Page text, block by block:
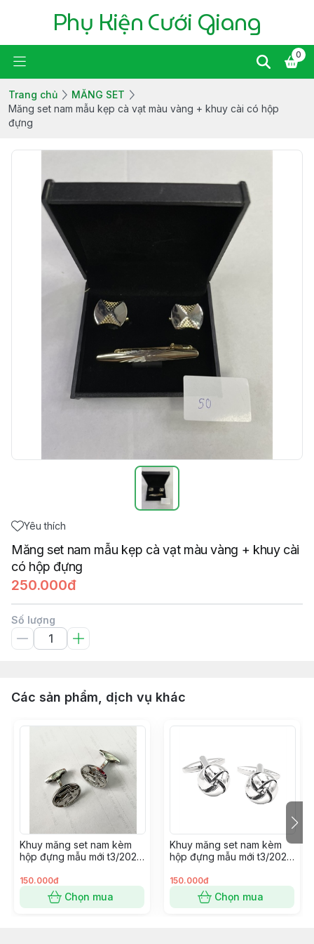
Phụ Kiện Cưới Giang
0
Trang chủ
MĂNG SET
Măng set nam mẫu kẹp cà vạt màu vàng + khuy cài có hộp
đựng
Yêu thích
Măng set nam mẫu kẹp cà vạt màu vàng + khuy cài
có hộp đựng
250.000đ
Số lượng
Các sản phẩm, dịch vụ khác
Khuy măng set nam kèm
hộp đựng mẫu mới t3/2024
150.000đ
Chọn mua
Khuy măng set nam kèm
hộp đựng mẫu mới t3/2024
150.000đ
Chọn mua